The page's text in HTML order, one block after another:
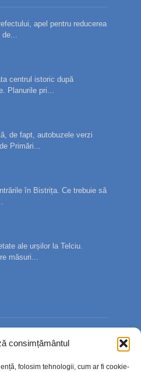
consimțământul
folosim tehnologii, cum ar fi cookie-
apel pentru reducerea
centrul istoric după
Planurile pri...
de fapt, autobuzele verzi
Primări...
în Bistrița. Ce trebuie să
ale urșilor la Telciu.
măsuri...